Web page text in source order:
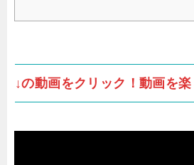
↓の動画をクリック！動画を